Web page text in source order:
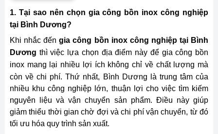
1. Tại sao nên chọn gia công bồn inox công nghiệp
tại Bình Dương?
Khi nhắc đến gia công bồn inox công nghiệp tại Bình
Dương thì việc lựa chọn địa điểm này để gia công bồn
inox mang lại nhiều lợi ích không chỉ về chất lượng mà
còn về chi phí.Thứ nhất, Bình Dương là trung tâm của
nhiều khu công nghiệp lớn, thuận lợi cho việc tìm kiếm
nguyên liệu và vận chuyển sản phẩm. Điều này giúp
giảm thiểu thời gian chờ đợi và chi phí vận chuyển, từ đó
tối ưu hóa quy trình sản xuất.